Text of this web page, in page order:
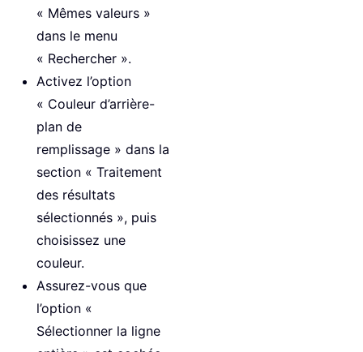
« Mêmes valeurs »
dans le menu
« Rechercher ».
Activez l’option
« Couleur d’arrière-
plan de
remplissage » dans la
section « Traitement
des résultats
sélectionnés », puis
choisissez une
couleur.
Assurez-vous que
l’option «
Sélectionner la ligne